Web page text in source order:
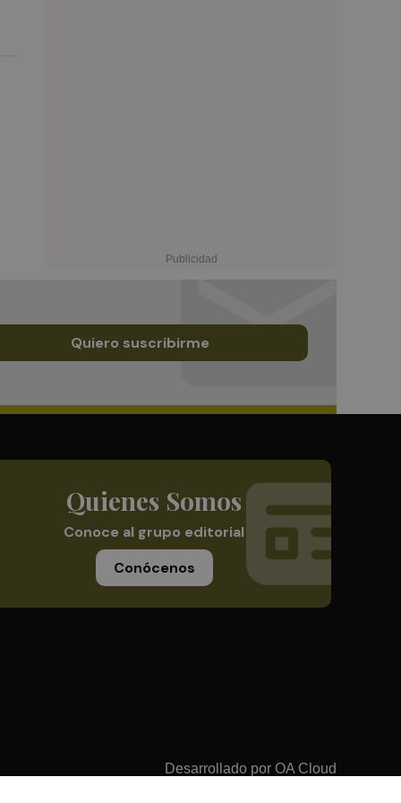
Quiero suscribirme
Quienes Somos
Conoce al grupo editorial
Conócenos
Desarrollado por OA Cloud